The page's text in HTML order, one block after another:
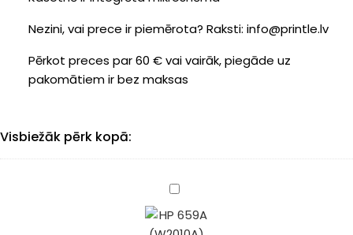
Nezini, vai prece ir piemērota? Raksti: info@printle.lv
Pērkot preces par 60 € vai vairāk, piegāde uz
pakomātiem ir bez maksas
Visbiežāk pērk kopā:
HP
659A
(W2010A)